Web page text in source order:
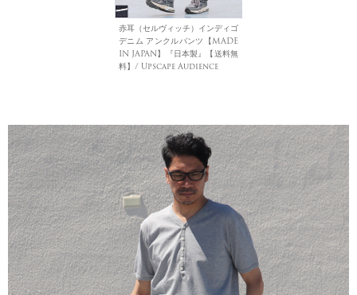
赤耳（セルヴィッチ）インディゴ
デニム アンクルパンツ【MADE
IN JAPAN】『日本製』【送料無
料】/ Upscape Audience